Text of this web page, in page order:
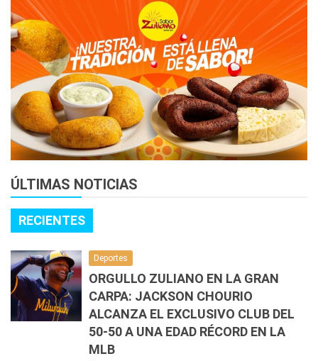
ÚLTIMAS NOTICIAS
RECIENTES
Deportes
ORGULLO ZULIANO EN LA GRAN
CARPA: JACKSON CHOURIO
ALCANZA EL EXCLUSIVO CLUB DEL
50-50 A UNA EDAD RÉCORD EN LA
MLB